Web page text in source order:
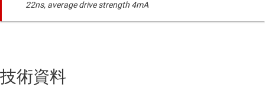
22ns, average drive strength 4mA
技術資料